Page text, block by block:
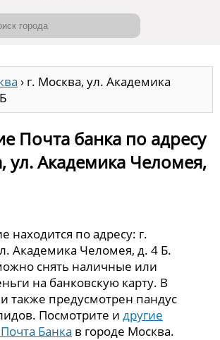
› г. Москва, ул. Академика
Почта банка по адресу
ул. Академика Челомея,
находится по адресу: г.
Академика Челомея, д. 4 Б.
снять наличные или
на банковскую карту. В
также предусмотрен пандус
Посмотрите идругие
Банка в городе Москва.